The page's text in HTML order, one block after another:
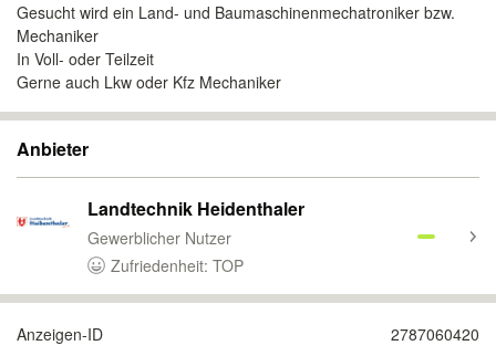
Gesucht wird ein Land- und Baumaschinenmechatroniker bzw.
Mechaniker
In Voll- oder Teilzeit
Gerne auch Lkw oder Kfz Mechaniker
Anbieter
Landtechnik Heidenthaler
Gewerblicher Nutzer
Zufriedenheit: TOP
Anzeigen-ID 2787060420